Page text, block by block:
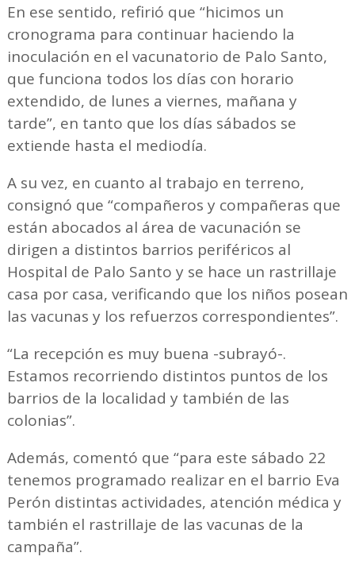
En ese sentido, refirió que “hicimos un
cronograma para continuar haciendo la
inoculación en el vacunatorio de Palo Santo,
que funciona todos los días con horario
extendido, de lunes a viernes, mañana y
tarde”, en tanto que los días sábados se
extiende hasta el mediodía.
A su vez, en cuanto al trabajo en terreno,
consignó que “compañeros y compañeras que
están abocados al área de vacunación se
dirigen a distintos barrios periféricos al
Hospital de Palo Santo y se hace un rastrillaje
casa por casa, verificando que los niños posean
las vacunas y los refuerzos correspondientes”.
“La recepción es muy buena -subrayó-.
Estamos recorriendo distintos puntos de los
barrios de la localidad y también de las
colonias”.
Además, comentó que “para este sábado 22
tenemos programado realizar en el barrio Eva
Perón distintas actividades, atención médica y
también el rastrillaje de las vacunas de la
campaña”.